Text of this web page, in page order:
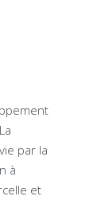
par la
à
et